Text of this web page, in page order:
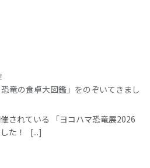
恐竜の食卓大図鑑」をのぞいてきまし
されている 「ヨコハマ恐竜展2026
た！ [...]